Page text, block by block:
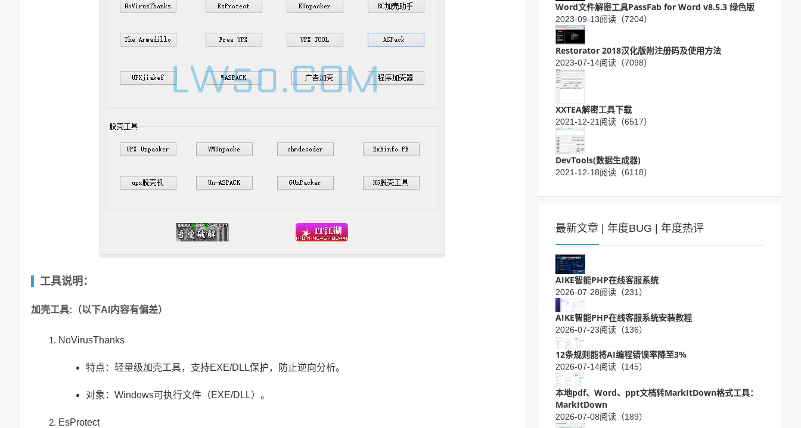
工具说明：
加壳工具:（以下AI内容有偏差）
NoVirusThanks
特点：轻量级加壳工具，支持EXE/DLL保护，防止逆向分析。
对象：Windows可执行文件（EXE/DLL）。
EsProtect
Word文件解密工具PassFab for Word v8.5.3 绿色版
2023-09-13阅读（7204）
Restorator 2018汉化版附注册码及使用方法
2023-07-14阅读（7098）
XXTEA解密工具下载
2021-12-21 阅读（6517）
DevTools(数据生成器)
2021-12-18阅读（6118）
最新文章 年度BUG 年度热评
AIKE智能PHP在线客服系统
2026-07-28阅读（231）
AIKE智能PHP在线客服系统安装教程
2026-07-23阅读（136）
12条规则能将AI编程错误率降至3%
2026-07-14阅读（145）
本地pdf、Word、ppt文档转MarkItDown格式工具：
MarkItDown
2026-07-08阅读（189）